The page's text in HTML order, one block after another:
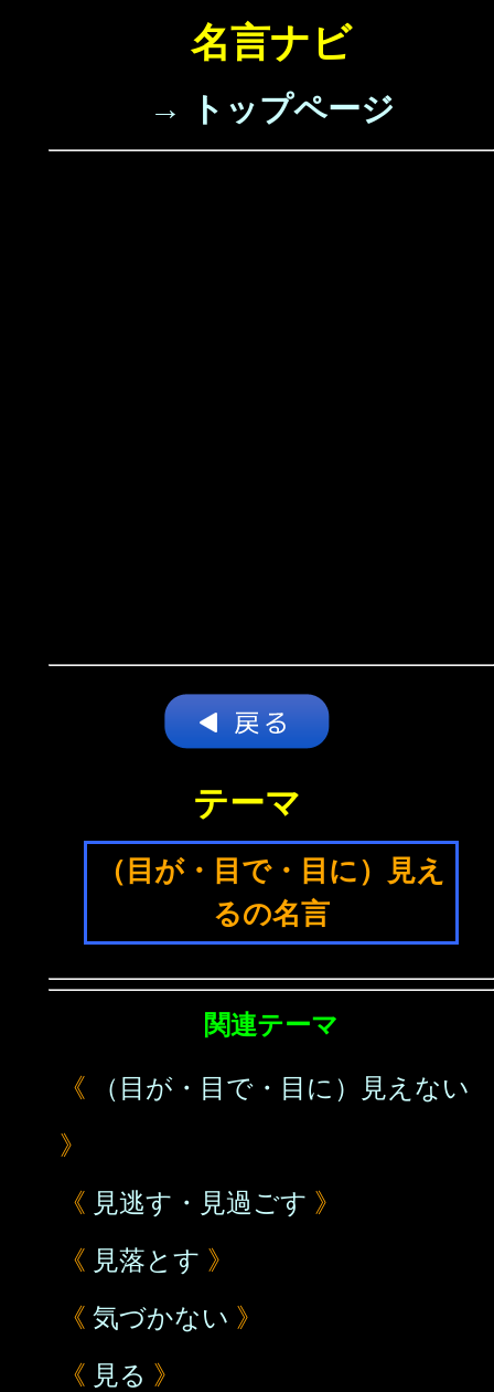
名言ナビ
→ トップページ
テーマ
（目が・目で・目に）見え
るの名言
関連テーマ
《
（目が・目で・目に）見えない
》
《 見逃す・見過ごす 》
《 見落とす 》
《 気づかない 》
《 見る 》